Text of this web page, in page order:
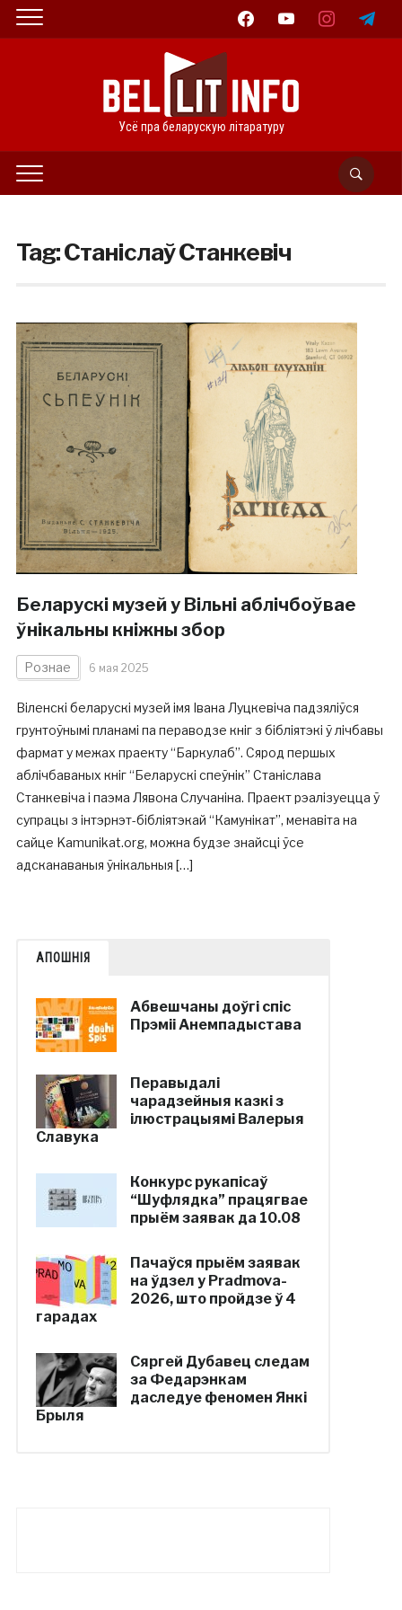
facebookyoutube instagramtelegram
Усё пра беларускую літаратуру
Tag:Станіслаў Станкевіч
Беларускі музей у Вільні аблічбоўвае
ўнікальны кніжны збор
Рознае 6 мая 2025
Віленскі беларускі музей імя Івана Луцкевіча падзяліўся
грунтоўнымі планамі па пераводзе кніг з бібліятэкі ў лічбавы
фармат у межах праекту “Баркулаб”. Сярод першых
аблічбаваных кніг “Беларускі спеўнік” Станіслава
Станкевіча і паэма Лявона Случаніна. Праект рэалізуецца ў
супрацы з інтэрнэт-бібліятэкай “Камунікат”, менавіта на
сайце Kamunikat.org, можна будзе знайсці ўсе
адсканаваныя ўнікальныя […]
АПОШНІЯ
Абвешчаны доўгі спіс
Прэміі Анемпадыстава
Перавыдалі
чарадзейныя казкі з
ілюстрацыямі Валерыя
Славука
Конкурс рукапісаў
“Шуфлядка” працягвае
прыём заявак да 10.08
Пачаўся прыём заявак
на ўдзел у Pradmova-
2026, што пройдзе ў 4
гарадах
Сяргей Дубавец следам
за Федарэнкам
даследуе феномен Янкі
Брыля